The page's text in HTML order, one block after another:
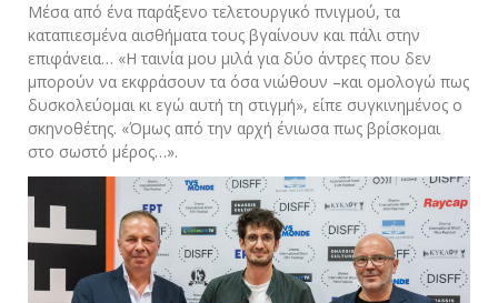
Μέσα από ένα παράξενο τελετουργικό πνιγμού, τα
καταπιεσμένα αισθήματα τους βγαίνουν και πάλι στην
επιφάνεια… «Η ταινία μου μιλά για δύο άντρες που δεν
μπορούν να εκφράσουν τα όσα νιώθουν –και ομολογώ πως
δυσκολεύομαι κι εγώ αυτή τη στιγμή», είπε συγκινημένος ο
σκηνοθέτης. «Όμως από την αρχή ένιωσα πως βρίσκομαι
στο σωστό μέρος…».